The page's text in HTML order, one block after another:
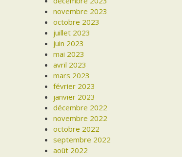
novembre 2023
octobre 2023
juillet 2023
juin 2023
mai 2023
avril 2023
mars 2023
février 2023
janvier 2023
décembre 2022
novembre 2022
octobre 2022
septembre 2022
août 2022